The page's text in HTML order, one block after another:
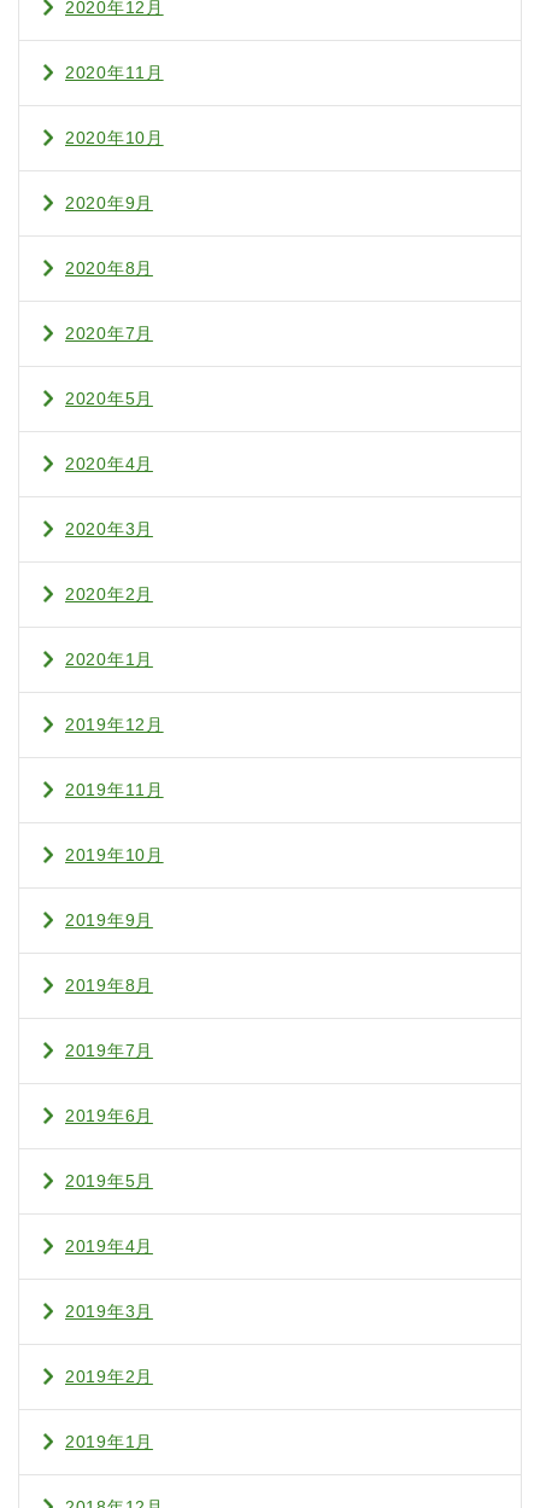
2020年12月
2020年11月
2020年10月
2020年9月
2020年8月
2020年7月
2020年5月
2020年4月
2020年3月
2020年2月
2020年1月
2019年12月
2019年11月
2019年10月
2019年9月
2019年8月
2019年7月
2019年6月
2019年5月
2019年4月
2019年3月
2019年2月
2019年1月